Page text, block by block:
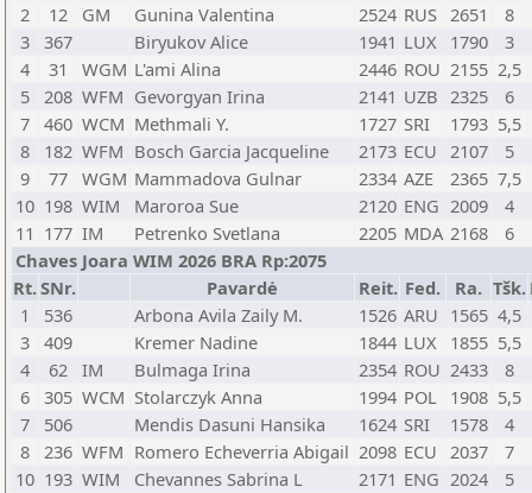
2
12 GM Gunina Valentina 2524 RUS 2651
8
3
367 Biryukov Alice 1941 LUX 1790
3
4
31 WGM L'ami Alina 2446 ROU 2155 2,5
5
208 WFM Gevorgyan Irina 2141 UZB 2325
6
7
460 WCM Methmali Y. 1727 SRI 1793 5,5
8
182 WFM Bosch Garcia Jacqueline 2173 ECU 2107
5
9
77 WGM Mammadova Gulnar 2334 AZE 2365 7,5
10 198 WIM Maroroa Sue 2120 ENG 2009
4
11 177 IM Petrenko Svetlana 2205 MDA 2168
6
Chaves Joara WIM 2026 BRA Rp:2075
Rt.SNr. Pavardė Reit. Fed. Ra. Tšk.
1
536 Arbona Avila Zaily M. 1526 ARU 1565 4,5
3
409 Kremer Nadine 1844 LUX 1855 5,5
4
62 IM Bulmaga Irina 2354 ROU 2433
8
6
305 WCM Stolarczyk Anna 1994 POL 1908 5,5
7
506 Mendis Dasuni Hansika 1624 SRI 1578
4
8
236 WFM Romero Echeverria Abigail 2098 ECU 2037
7
10 193 WIM Chevannes Sabrina L 2171 ENG 2024
5